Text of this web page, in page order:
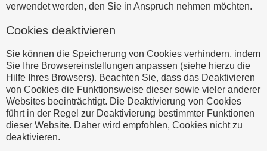
verwendet werden, den Sie in Anspruch nehmen möchten.
Cookies deaktivieren
Sie können die Speicherung von Cookies verhindern, indem
Sie Ihre Browsereinstellungen anpassen (siehe hierzu die
Hilfe Ihres Browsers). Beachten Sie, dass das Deaktivieren
von Cookies die Funktionsweise dieser sowie vieler anderer
Websites beeinträchtigt. Die Deaktivierung von Cookies
führt in der Regel zur Deaktivierung bestimmter Funktionen
dieser Website. Daher wird empfohlen, Cookies nicht zu
deaktivieren.